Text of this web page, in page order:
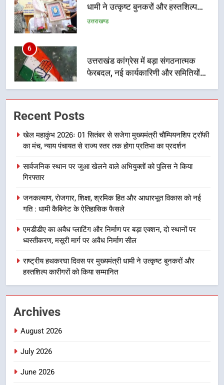
6
का गठन
उत्तराखण्ड
7
मुख्यमंत्री धामी बोले- युवाओं को रोजगार
भर्ती
उत्तराखण्ड
दिल्ली-देहरादून आर्थिक कॉरिडोर से जुड़ी
का डीएम ने किया निरीक्षण; समयबद्ध एवं
गुणवत्तापूर्ण निर्माण सुनिश्चित करने के
नहींः डीएम
उत्तराखण्ड
खेल महाकुंभ 2026ः 01 सितंबर से सजेगा
न्याय पंचायत से राज्य स्तर तक होगा
प्रतिभा का प्रदर्शन
उत्तराखण्ड
3
Recent Posts
खेल महाकुंभ 2026ः 01 सितंबर से सजेगा मुख्यमंत्री चौम्पियनशिप ट्रॉफी
का मंच, न्याय पंचायत से राज्य स्तर तक होगा प्रतिभा का प्रदर्शन
सार्वजनिक स्थान पर जुआ खेलने वाले अभियुक्तों को पुलिस ने किया
गिरफ्तार
जनकल्याण, रोजगार, शिक्षा, श्रमिक हित और आधारभूत विकास को नई
गति : धामी कैबिनेट के ऐतिहासिक फैसले
एमडीडीए का अवैध प्लाटिंग और निर्माण पर बड़ा एक्शन, दो स्थानों पर
ध्वस्तीकरण, मसूरी मार्ग पर अवैध निर्माण सील
राष्ट्रीय हथकरघा दिवस पर मुख्यमंत्री धामी ने उत्कृष्ट बुनकरों और
हस्तशिल्प कारीगरों को किया सम्मानित
Archives
August 2026
July 2026
June 2026